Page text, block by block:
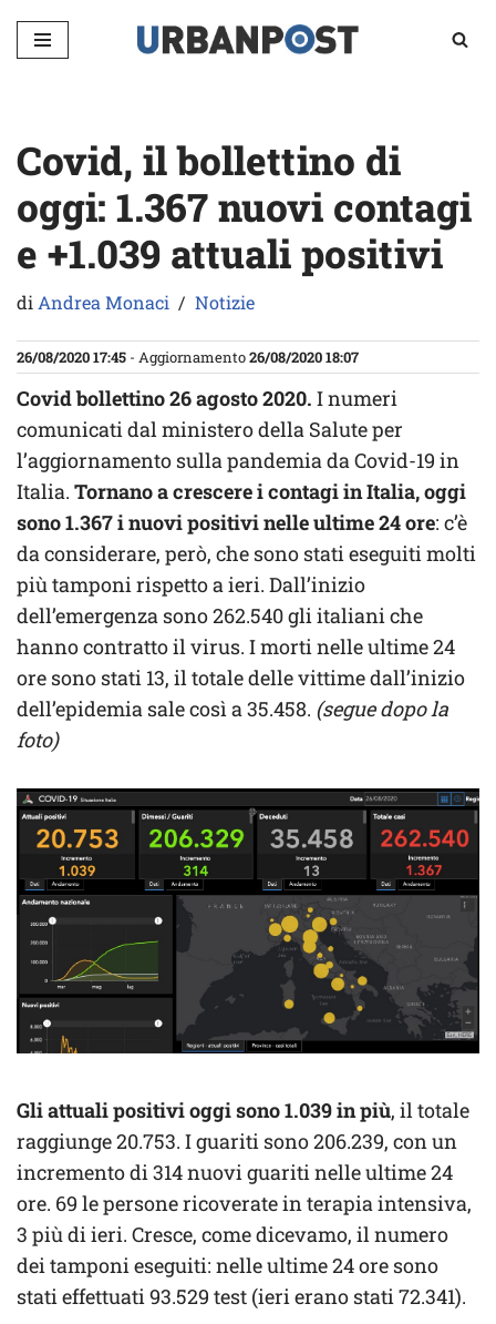
Vai
Covid, il bollettino di
oggi: 1.367 nuovi contagi
e +1.039 attuali positivi
diAndrea Monaci Notizie
26/08/2020 17:45 - Aggiornamento26/08/2020 18:07
Covid bollettino 26 agosto 2020. I numeri
comunicati dal ministero della Salute per
l’aggiornamento sulla pandemia da Covid-19 in
Italia. Tornano a crescere i contagi in Italia, oggi
sono 1.367 i nuovi positivi nelle ultime 24 ore: c’è
da considerare, però, che sono stati eseguiti molti
più tamponi rispetto a ieri. Dall’inizio
dell’emergenza sono 262.540 gli italiani che
hanno contratto il virus. I morti nelle ultime 24
ore sono stati 13, il totale delle vittime dall’inizio
dell’epidemia sale così a 35.458. (segue dopo la
foto)
Gli attuali positivi oggi sono 1.039 in più, il totale
raggiunge 20.753. I guariti sono 206.239, con un
incremento di 314 nuovi guariti nelle ultime 24
ore. 69 le persone ricoverate in terapia intensiva,
3 più di ieri. Cresce, come dicevamo, il numero
dei tamponi eseguiti: nelle ultime 24 ore sono
stati effettuati 93.529 test (ieri erano stati 72.341).